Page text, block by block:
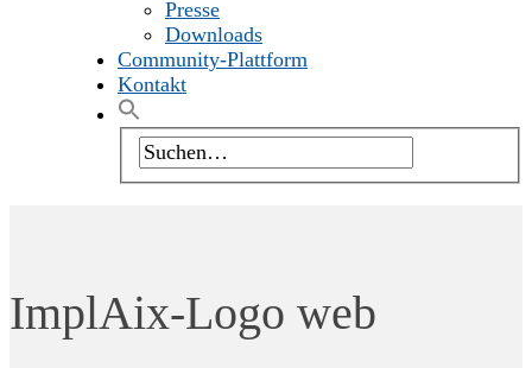
Presse
Downloads
Community-Plattform
Kontakt
ImplAix-Logo web